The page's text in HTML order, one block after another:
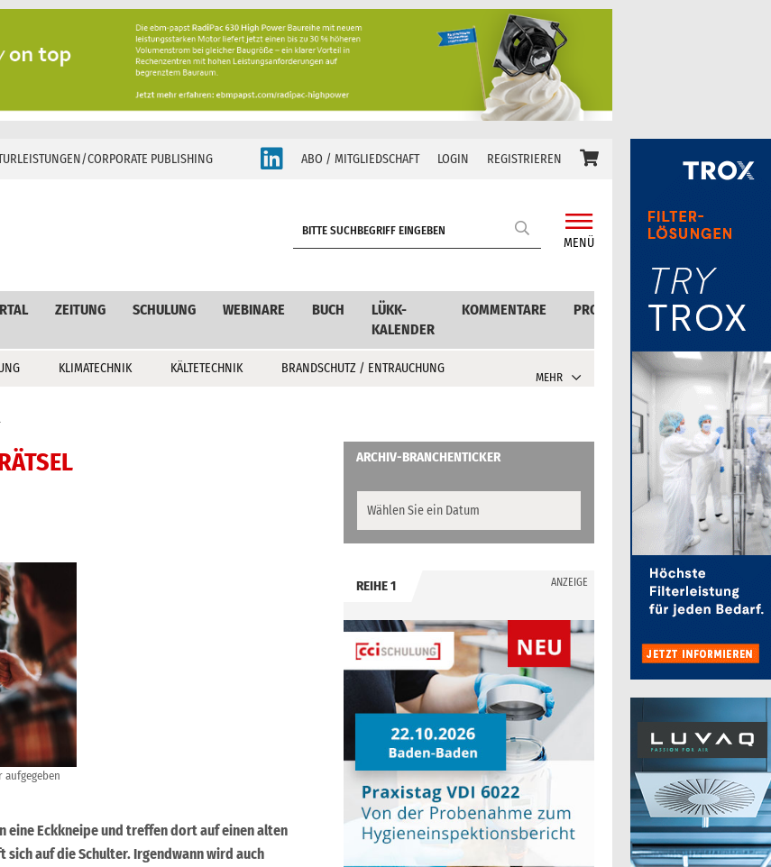
CORPORATE PUBLISHING ABO / MITGLIEDSCHAFT LOGIN REGISTRIEREN
MENÜ
ZEITUNG SCHULUNG WEBINARE BUCH
LÜKK-
KALENDER
KOMMENTARE PRODUKTE
KLIMATECHNIK KÄLTETECHNIK BRANDSCHUTZ / ENTRAUCHUNG
MEHR
aufgegeben
eine Eckkneipe und treffen dort auf einen alten
auf die Schulter. Irgendwann wird auch
ARCHIV-BRANCHENTICKER
REIHE 1 ANZEIGE